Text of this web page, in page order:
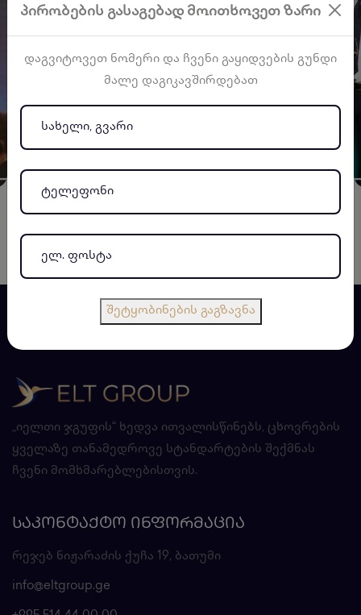
„იელთი ჯგუფის“ ხედვა ითვალისწინებს, ცხოვრების
ყველაზე თანამედროვე სტანდარტების შექმნას
ჩვენი მომხმარებლებისთვის.
ᲡᲐᲙᲝᲜᲢᲐᲥᲢᲝ ᲘᲜᲤᲝᲠᲛᲐᲪᲘᲐ
რეჯებ ნიჟარაძის ქუჩა 19, ბათუმი
info@eltgroup.ge
პირობების გასაგებად მოითხოვეთ ზარი
დაგვიტოვეთ ნომერი და ჩვენი გაყიდვების გუნდი
მალე დაგიკავშირდებათ
შეტყობინების გაგზავნა